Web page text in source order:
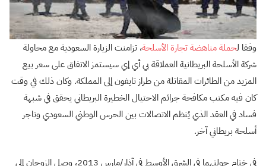
وفقا لحملة مناهضة تجارة الأسلحة، تزامنت الزيارة السعودية مع محاولة
شركة الأسلحة البريطانية العملاقة بي أي إي سيستمز الاتفاق على سعر بيع
المزيد من الطائرات المقاتلة من طراز تايفون إلى المملكة. وكان ذلك في وقت
كان فيه مكتب مكافحة جرائم الاحتيال الخطيرة البريطاني يحقق في شبهة
فساد في العقد الذي يُنظم الاتصالات بين الحرس الوطني السعودي وتاجر
أسلحة بريطاني آخر.
في ختام جولتهما في الشرق الأوسط في آذار/مارس 2013، وصل الزوجان إلى